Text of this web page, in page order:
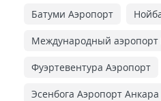
Батуми Аэропорт
Международный
Фуэртевентура Аэропорт
Эсенбога Аэропорт Анкара